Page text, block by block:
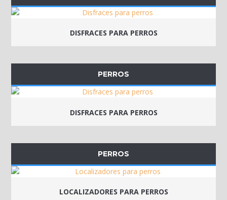
DISFRACES PARA PERROS
PERROS
DISFRACES PARA PERROS
PERROS
LOCALIZADORES PARA PERROS